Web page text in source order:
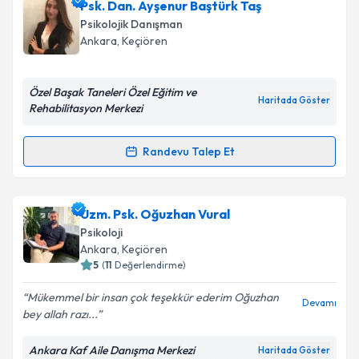
Psk. Dan. Deniz Gelmediiçin randevu takvimi talebi
oluşturun. Size bu uzmandan randevu almanız için bir
takvim hazırlandığında e-posta ile bilgilendireceğiz.
Kişisel verilerimin işlenmesine ilişkin
Metni'ni okudum ve kişisel verilerimin belirtilen
Takvim Talebini Gönder
Psk. Dan. Ayşenur Baştürk Taş
Psikolojik Danışman
Ankara, Keçiören
Özel Başak Taneleri Özel Eğitim ve
Rehabilitasyon Merkezi
Haritada Göster
Randevu Talep Et
Randevu Takvimi Talebi
Psk. Dan. Ayşenur Baştürk Taşiçin randevu takvimi
talebi oluşturun. Size bu uzmandan randevu almanız
için bir takvim hazırlandığında e-posta ile
bilgilendireceğiz.
E-posta Adresiniz
Uzm. Psk. Oğuzhan Vural
Psikoloji
Ankara, Keçiören
5 (11 Değerlendirme)
Mükemmel bir insan çok teşekkür ederim Oğuzhan
bey allah razı...
Devamı
Ankara Kaf Aile Danışma Merkezi Haritada Göster